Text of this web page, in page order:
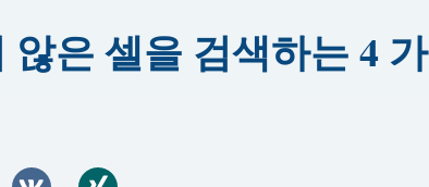
은 셀을 검색하는 4